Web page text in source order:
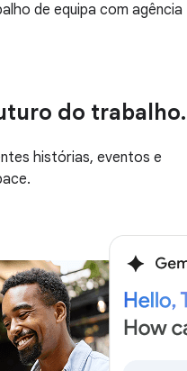
de equipa com agência
do trabalho.
histórias, eventos e